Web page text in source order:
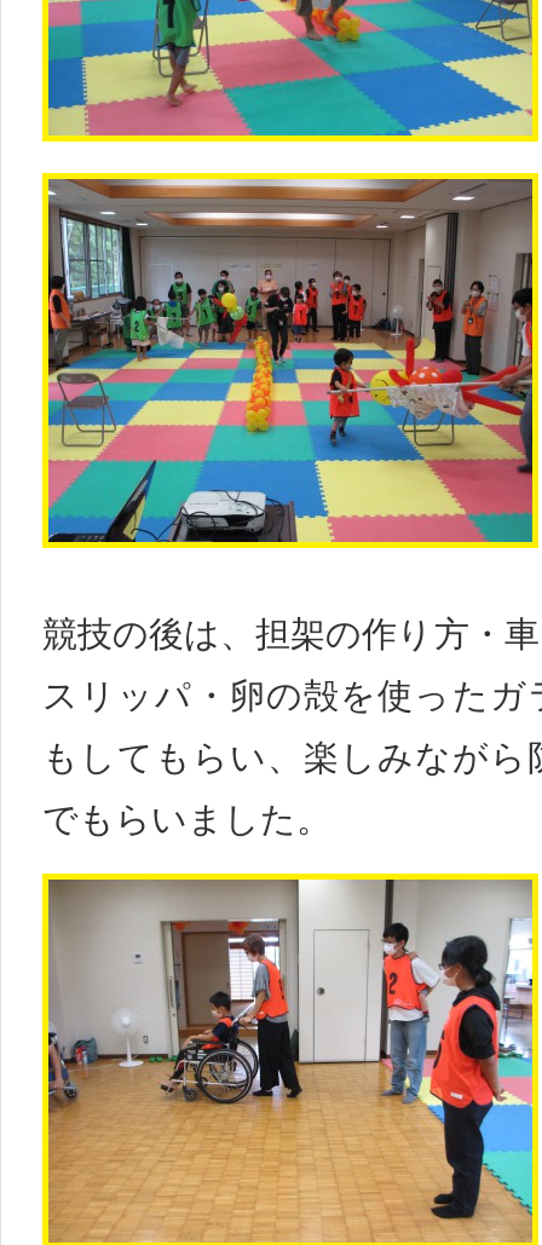
競技の後は、担架の作り方・
スリッパ・卵の殻を使ったガ
もしてもらい、楽しみながら
でもらいました。